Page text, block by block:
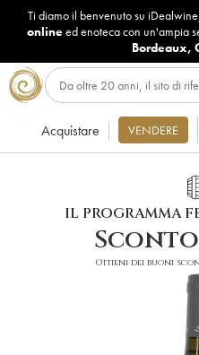
Ti diamo il benvenuto su
onlineed enoteca con un'ampia
Bordeaux,
Acquistare VENDERE
IL PROGRAMMA
Ottieni dei buoni